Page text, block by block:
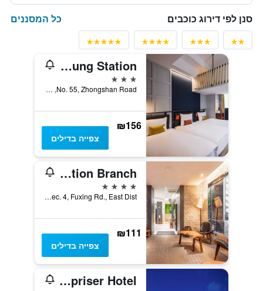
סנן לפי דירוג כוכבים כל המסננים
Olah Poshtel - Taichung Station
3 כוכבים
No. 55, Zhongshan Road, טאיצ'ונג, טייוואן
₪156
צפייה בדילים
Cityinn Hotel Plus - Taichung Station Branch
4 כוכבים
No. 133, Sec. 4, Fuxing Rd., East Dist, טאיצ'ונג, טייוואן
₪111
צפייה בדילים
The Enterpriser Hotel